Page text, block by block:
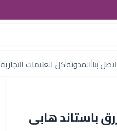
اتصل بناالمدونةكل العلامات التجارية
8 ق ازرق باستاند هابى